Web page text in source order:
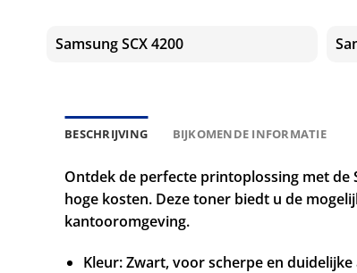
Samsung SCX 4200
BESCHRIJVING BIJKOMENDE INFORMATIE
Ontdek de perfecte printoplossing met de
hoge kosten. Deze toner biedt u de
kantooromgeving.
Kleur: Zwart, voor scherpe en